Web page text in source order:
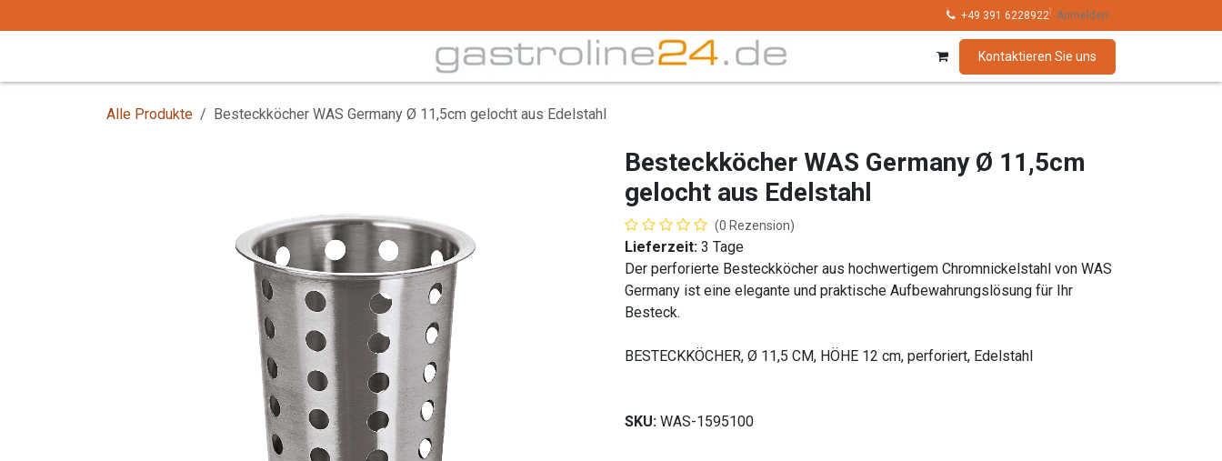
Kollektionen Marken
+49 391 6228922 Anmelden
Kontaktieren Sie uns
Alle Produkte Besteckköcher WAS Germany Ø 11,5cm gelocht aus Edelstahl
Besteckköcher WAS Germany Ø 11,5cm
gelocht aus Edelstahl
(0 Rezension)
Lieferzeit: 3 Tage
Der perforierte Besteckköcher aus hochwertigem Chromnickelstahl von WAS
Germany ist eine elegante und praktische Aufbewahrungslösung für Ihr
Besteck.
BESTECKKÖCHER, Ø 11,5 CM, HÖHE 12 cm, perforiert, Edelstahl
SKU: WAS-1595100